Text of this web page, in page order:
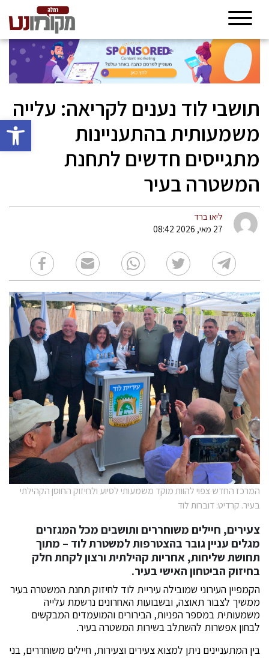
פתח
תושבי לוד נענים לקריאה: עלייה
משמעותית בהתעניינות
מתגייסים חדשים לתחנת
המשטרה בעיר
ליאו ברד
27 מאי, 2026 08:42
המרכז החדש צפוי להוות מוקד משמעותי לסיוע ולחיזוק החוסן הקהילתי
בעיר. קרדיט: דוברות לוד
צעירים, חיילים משוחררים ותושבים מכל המגזרים
מגלים עניין גובר בהצטרפות למשטרת לוד – מתוך
תחושת שליחות, אחריות קהילתית ורצון לקחת חלק
בחיזוק הביטחון האישי בעיר.
הקמפיין העירוני שמובילה עיריית לוד לחיזוק תחנת המשטרה בעיר
ממשיך לצבור תאוצה, ובשבועות האחרונים נרשמת עלייה
משמעותית במספר הפניות, הבירורים והמועמדים המבקשים
לבחון אפשרות להשתלב בשירות המשטרה בעיר.
בין המתעניינים ניתן למצוא צעירים וצעירות, חיילים משוחררים, בני